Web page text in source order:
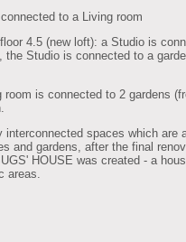
to a Living room
4.5 (new loft): a Studio is
the Studio is connected to a
is connected to 2 gardens
interconnected spaces which are
and gardens, after the final
HOUSE was created - a
areas.